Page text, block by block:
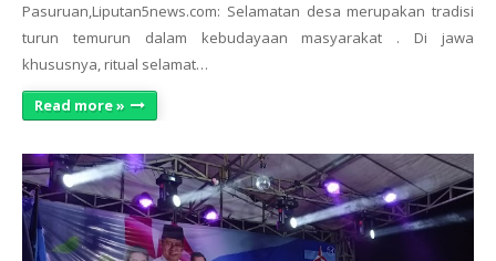
Pasuruan,Liputan5news.com: Selamatan desa merupakan tradisi
turun temurun dalam kebudayaan masyarakat . Di jawa
khususnya, ritual selamat…
Read more »